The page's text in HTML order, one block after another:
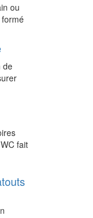
ou
de
fait